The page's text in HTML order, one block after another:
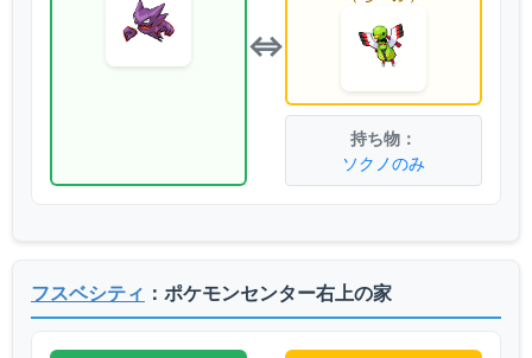
⇔
ソクノのみ
フスベシティ ：ポケモンセンター右上の家